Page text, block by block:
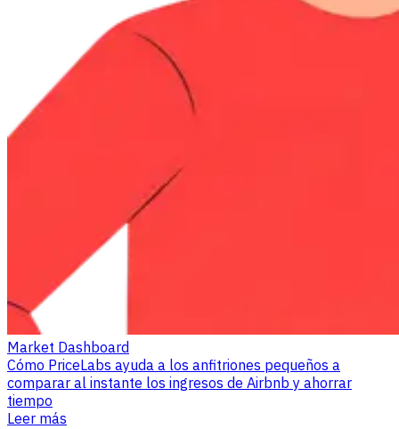
Market Dashboard
Cómo PriceLabs ayuda a los anfitriones pequeños a
comparar al instante los ingresos de Airbnb y ahorrar
tiempo
Leer más